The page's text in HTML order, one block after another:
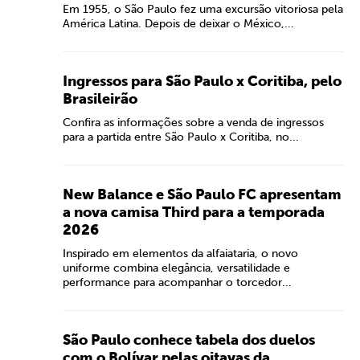
Em 1955, o São Paulo fez uma excursão vitoriosa pela
América Latina. Depois de deixar o México,...
Ingressos para São Paulo x Coritiba, pelo
Brasileirão
Confira as informações sobre a venda de ingressos
para a partida entre São Paulo x Coritiba, no...
New Balance e São Paulo FC apresentam
a nova camisa Third para a temporada
2026
Inspirado em elementos da alfaiataria, o novo
uniforme combina elegância, versatilidade e
performance para acompanhar o torcedor...
São Paulo conhece tabela dos duelos